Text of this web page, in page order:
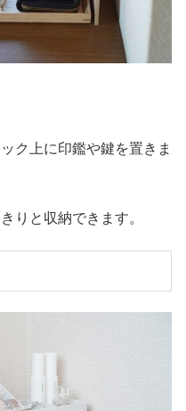
ク上に印鑑や鍵を置きま
りと収納できます。